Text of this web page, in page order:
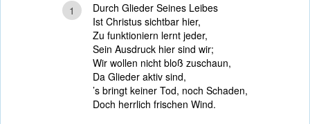
1
Durch Glieder Seines Leibes
Ist Christus sichtbar hier,
Zu funktioniern lernt jeder,
Sein Ausdruck hier sind wir;
Wir wollen nicht bloß zuschaun,
Da Glieder aktiv sind,
’s bringt keiner Tod, noch Schaden,
Doch herrlich frischen Wind.